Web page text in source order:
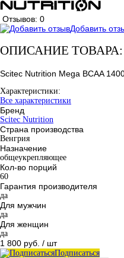
Отзывов: 0
Добавить
ОПИСАНИЕ ТОВАРА:
Scitec Nutrition Mega BCAA
Характеристики:
Все характеристики
Бренд
Scitec Nutrition
Страна производства
Венгрия
Назначение
общеукрепляющее
Кол-во порций
60
Гарантия производителя
да
Для мужчин
да
Для женщин
да
1 800 руб. / шт
Подписаться